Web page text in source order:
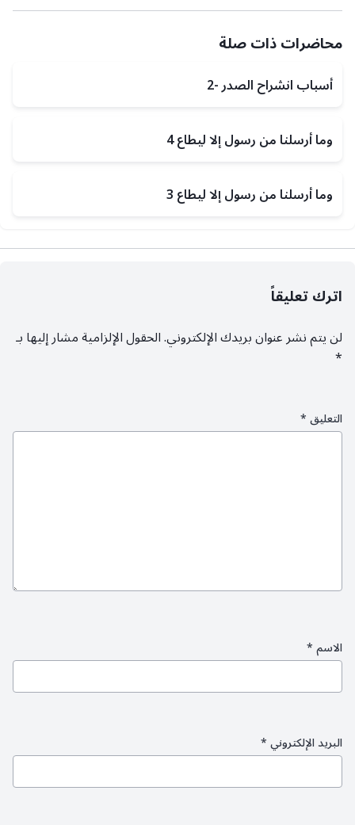
محاضرات ذات صلة
أسباب انشراح الصدر -2
وما أرسلنا من رسول إلا ليطاع 4
وما أرسلنا من رسول إلا ليطاع 3
اترك تعليقاً
لن يتم نشر عنوان بريدك الإلكتروني.الحقول الإلزامية مشار إليها بـ
*
التعليق*
الاسم*
البريد الإلكتروني*